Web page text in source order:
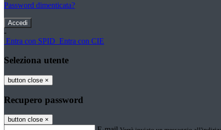
Password dimenticata?
-
Entra con SPID Entra con CIE
Seleziona utente
button close ×
Recupero password
button close ×